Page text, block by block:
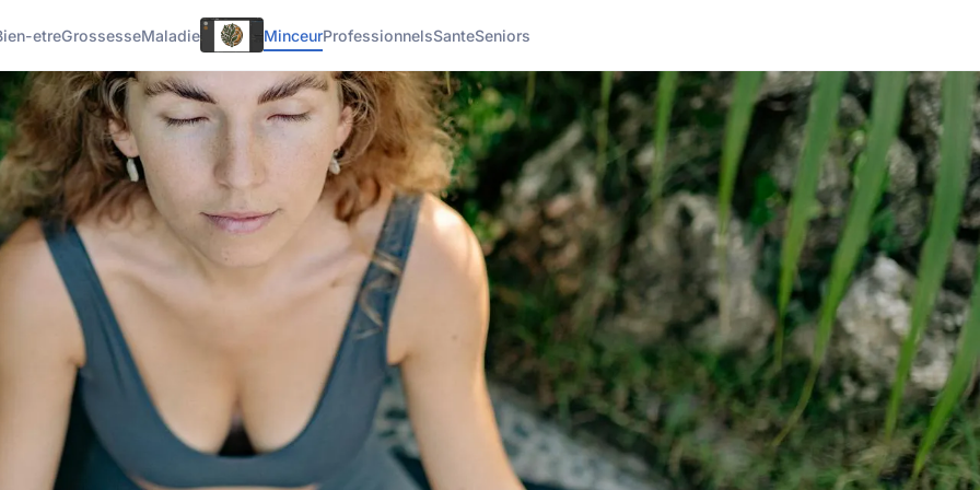
etreGrossesseMaladie MinceurProfessionnelsSanteSeniors